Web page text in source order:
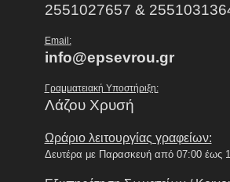
2551027657 &
Email:
info@epsevrou.gr
Γραμματειακή Υποστήριξη:
Λάζου Χρυσή
Ωράριο λειτουργίας γραφείων:
Δευτέρα με Παρασκευή από 07:00 έως